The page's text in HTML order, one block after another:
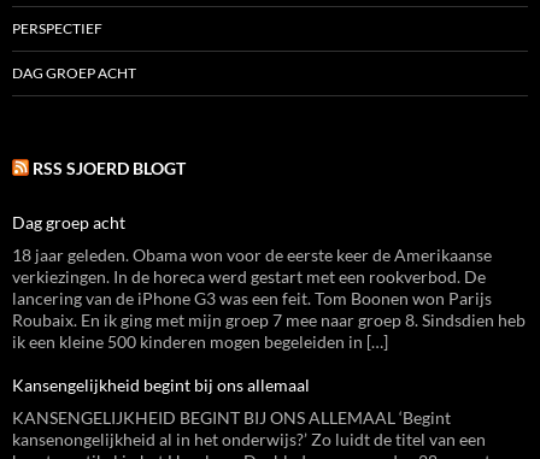
PERSPECTIEF
DAG GROEP ACHT
RSS SJOERD BLOGT
Dag groep acht
18 jaar geleden. Obama won voor de eerste keer de Amerikaanse
verkiezingen. In de horeca werd gestart met een rookverbod. De
lancering van de iPhone G3 was een feit. Tom Boonen won Parijs
Roubaix. En ik ging met mijn groep 7 mee naar groep 8. Sindsdien heb
ik een kleine 500 kinderen mogen begeleiden in […]
Kansengelijkheid begint bij ons allemaal
KANSENGELIJKHEID BEGINT BIJ ONS ALLEMAAL ‘Begint
kansenongelijkheid al in het onderwijs?’ Zo luidt de titel van een